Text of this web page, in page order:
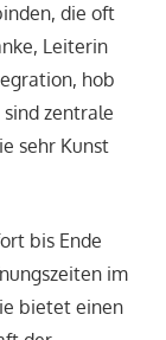
die oft
Leiterin
hob
zentrale
sehr Kunst
bis Ende
im
bietet einen